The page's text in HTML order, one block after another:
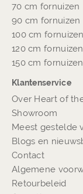
70 cm fornuizen
90 cm fornuizen
100 cm fornuizen
120 cm fornuizen
150 cm fornuizen
Klantenservice
Over Heart of
Showroom
Meest gestelde
Blogs en
Contact
Algemene
Retourbeleid